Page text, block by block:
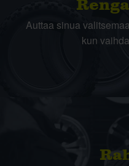
Auttaa sinua
kun